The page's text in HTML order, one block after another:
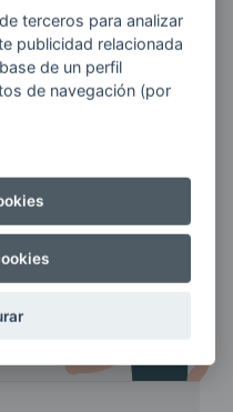
muy notable
vehículos,
carbono y otros
embargo, también
que
de fabricación de
terceros para analizar
publicidad relacionada
de un perfil
de navegación (por